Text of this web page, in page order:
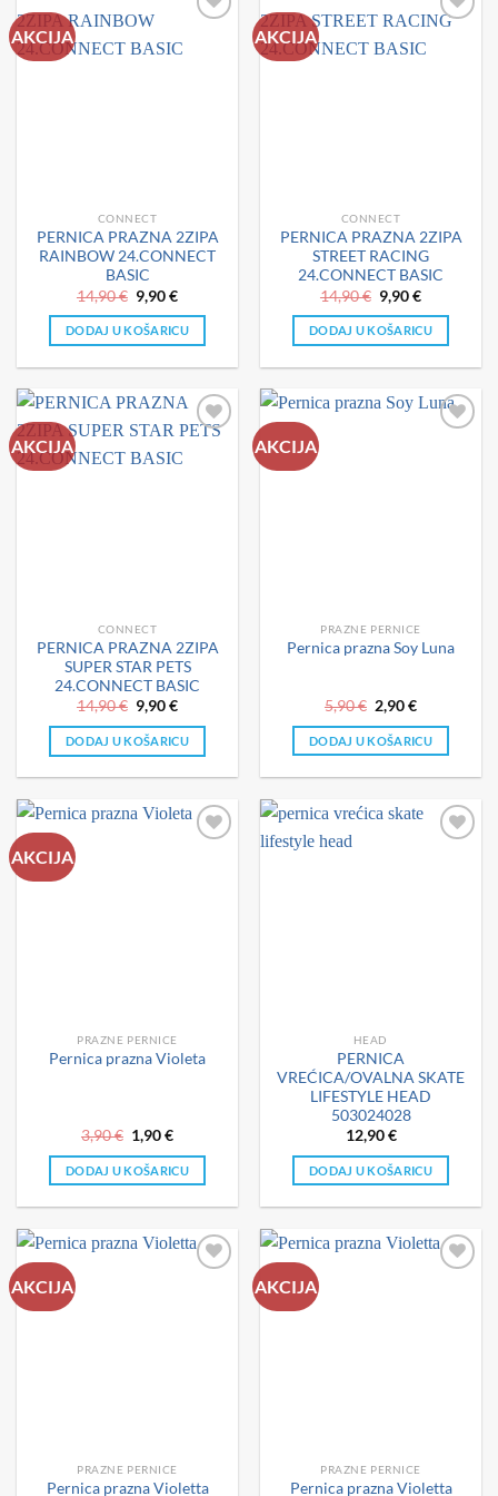
AKCIJA
CONNECT
PERNICA PRAZNA 2ZIPA
RAINBOW 24.CONNECT
BASIC
14,90€ Izvorna
cijena
bila
je:
14,90 €.
9,90€Trenutna
je:
9,90 €.
DODAJ U KOŠARICU
AKCIJA
CONNECT
PERNICA PRAZNA 2ZIPA
STREET RACING
24.CONNECT BASIC
14,90€ Izvorna
cijena
bila
je:
14,90 €.
9,90€Trenutna
je:
9,90 €.
DODAJ U KOŠARICU
AKCIJA
CONNECT
PERNICA PRAZNA 2ZIPA
SUPER STAR PETS
24.CONNECT BASIC
14,90€ Izvorna
cijena
bila
je:
14,90 €.
9,90€Trenutna
je:
9,90 €.
DODAJ U KOŠARICU
AKCIJA
PRAZNE PERNICE
Pernica prazna Soy Luna
5,90€ Izvorna
cijena
bila
je:
2,90€Trenutna
je:
2,90 €.
DODAJ U KOŠARICU
AKCIJA
PRAZNE PERNICE
Pernica prazna Violeta
3,90€ Izvorna
cijena
bila
je:
1,90€Trenutna
je:
1,90 €.
DODAJ U KOŠARICU
HEAD
PERNICA
VREĆICA/OVALNA SKATE
LIFESTYLE HEAD
503024028
12,90€
DODAJ U KOŠARICU
AKCIJA
PRAZNE PERNICE
Pernica prazna Violetta
AKCIJA
PRAZNE PERNICE
Pernica prazna Violetta